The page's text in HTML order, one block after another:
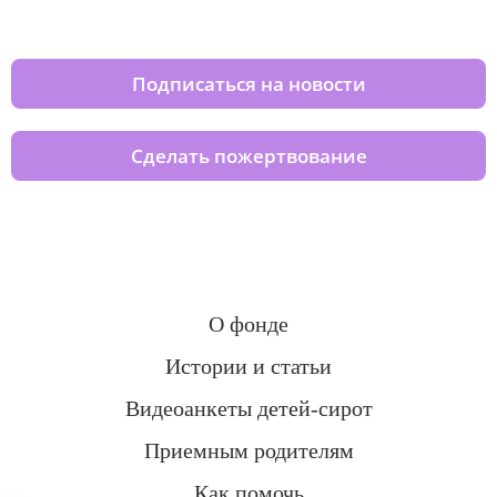
Подписаться на новости
Сделать пожертвование
О фонде
Истории и статьи
Видеоанкеты детей-сирот
Приемным родителям